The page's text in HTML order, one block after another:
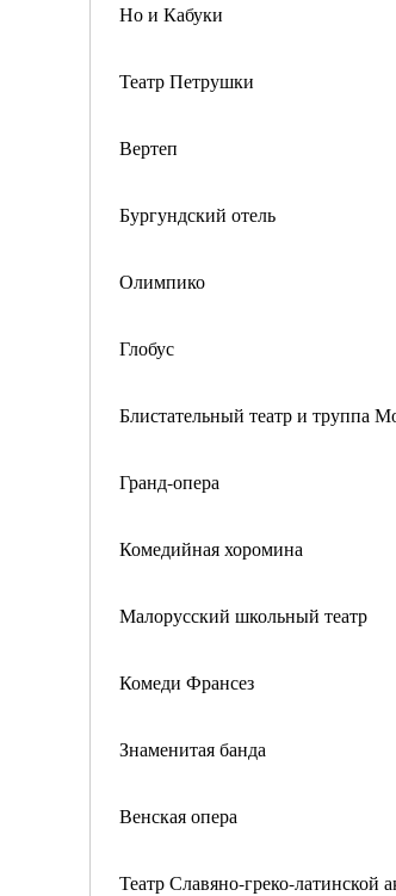
Но и Кабуки
Театр Петрушки
Вертеп
Бургундский отель
Олимпико
Глобус
Блистательный театр и труппа
Гранд-опера
Комедийная хоромина
Малорусский школьный театр
Комеди Франсез
Знаменитая банда
Венская опера
Театр Славяно-греко-латинской